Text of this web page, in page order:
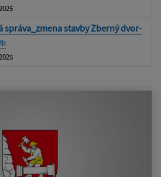
správa_zmena stavby Zberný dvor-